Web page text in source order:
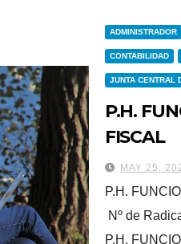
ADMINISTRADOR
CONTABILIDAD
JUNTA CENTRAL
P.H.
FISCAL
MAY 25,
P.H.
Nº de
P.H.